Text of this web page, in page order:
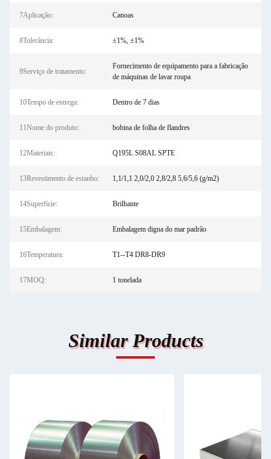
7Aplicação: Canoas
8Tolerância: ±1%, ±1%
9Serviço de tratamento:
Fornecimento de equipamento para a fabricação
de máquinas de lavar roupa
10Tempo de entrega: Dentro de 7 dias
11Nome do produto: bobina de folha de flandres
12Materiais: Q195L S08AL SPTE
13Revestimento de estanho: 1,1/1,1 2,0/2,0 2,8/2,8 5,6/5,6 (g/m2)
14Superfície: Brilhante
15Embalagem: Embalagem digna do mar padrão
16Temperatura: T1--T4 DR8-DR9
17MOQ: 1 tonelada
Similar Products